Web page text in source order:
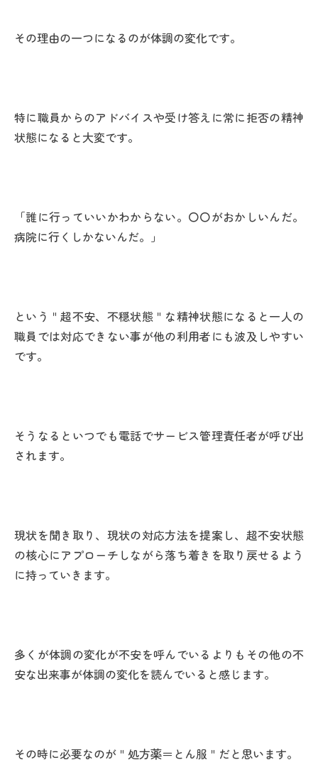
その理由の一つになるのが体調の変化です。
特に職員からのアドバイスや受け答えに常に拒否の精神
状態になると大変です。
「誰に行っていいかわからない。〇〇がおかしいんだ。
病院に行くしかないんだ。」
という＂超不安、不穏状態＂な精神状態になると一人の
職員では対応できない事が他の利用者にも波及しやすい
です。
そうなるといつでも電話でサービス管理責任者が呼び出
されます。
現状を聞き取り、現状の対応方法を提案し、超不安状態
の核心にアプローチしながら落ち着きを取り戻せるよう
に持っていきます。
多くが体調の変化が不安を呼んでいるよりもその他の不
安な出来事が体調の変化を読んでいると感じます。
その時に必要なのが＂処方薬＝とん服＂だと思います。